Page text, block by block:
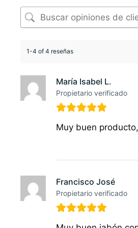
1-4 of 4 reseñas
María Isabel L.
Propietario verificado
Muy buen
Francisco José
Propietario verificado